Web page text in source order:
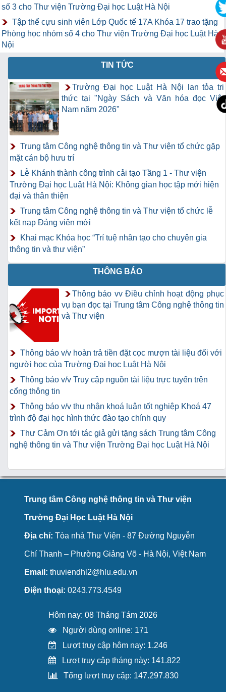
số 3 cho Thư viện Trường Đại học Luật Hà Nội
Tập thể cựu sinh viên Lớp Quốc tế 17A Khóa 17 trao tặng
Phòng học nhóm số 4 cho Thư viện Trường Đại học Luật Hà
Nội
TIN TỨC
Trường Đại học Luật Hà Nội lan tỏa tri
thức tại "Ngày Sách và Văn hóa đọc Việt
Nam năm 2026"
Trung tâm Công nghệ thông tin và Thư viện tổ chức gặp
mặt cán bộ hưu trí
Lễ Khánh thành công trình cải tạo Tầng 1 - Thư viện
Trường Đại học Luật Hà Nội: Không gian học tập mới hiện
đại và thân thiện
Trung tâm Công nghệ thông tin và Thư viện tổ chức lễ
kết nạp Đảng viên mới
Khai mạc Khóa học “Trí tuệ nhân tạo cho chuyên gia
thông tin và thư viện”
THÔNG BÁO
Thông báo vv Điều chỉnh hoạt động phục
vụ bạn đọc tại Trung tâm Công nghệ thông tin
và Thư viện
Thông báo v/v hoàn trả tiền đặt cọc mượn tài liệu đối với
người học của Trường Đại học Luật Hà Nội
Thông báo v/v Truy cập nguồn tài liệu trực tuyến trên
cổng thông tin
Thông báo v/v thu nhận khoá luận tốt nghiệp Khoá 47
trình độ đại học hình thức đào tạo chính quy
Thư Cảm Ơn tới tác giả gửi tặng sách Trung tâm Công
nghệ thông tin và Thư viện Trường Đại học Luật Hà Nội
Trung tâm Công nghệ thông tin và Thư viện
Trường Đại Học Luật Hà Nội
Địa chỉ: Tòa nhà Thư Viện - 87 Đường Nguyễn
Chí Thanh – Phường Giảng Võ - Hà Nội, Việt Nam
Email: thuviendhl2@hlu.edu.vn
Điện thoại: 0243.773.4549
Hôm nay: 08 Tháng Tám 2026
Người dùng online: 171
Lượt truy cập hôm nay: 1.246
Lượt truy cập tháng này: 141.822
Tổng lượt truy cập: 147.297.830